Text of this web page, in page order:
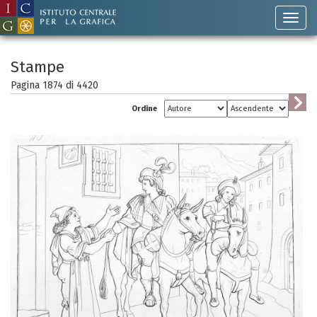
Stampe
Pagina 1874 di 4420
Ordine